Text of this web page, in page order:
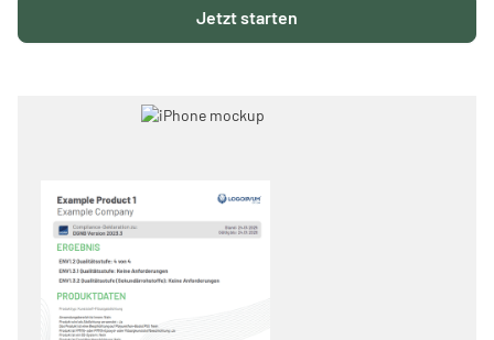
Jetzt starten